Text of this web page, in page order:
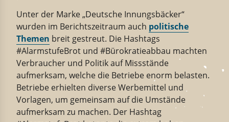
Unter der Marke „Deutsche Innungsbäcker“
wurden im Berichtszeitraum auch politische
Themen breit gestreut. Die Hashtags
#AlarmstufeBrot und #Bürokratieabbau machten
Verbraucher und Politik auf Missstände
aufmerksam, welche die Betriebe enorm belasten.
Betriebe erhielten diverse Werbemittel und
Vorlagen, um gemeinsam auf die Umstände
aufmerksam zu machen. Der Hashtag